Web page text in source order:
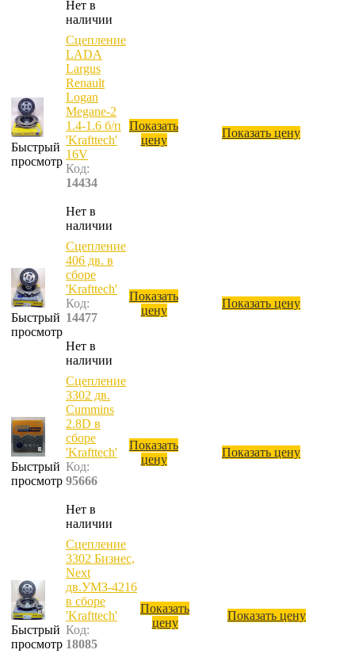
Нет в
наличии
Быстрый
просмотр
Сцепление
LADA
Largus
Renault
Logan
Megane-2
1.4-1.6 б/п
'Krafttech'
16V
Код:
14434
Нет в
наличии
Показать
цену
Показать цену
Быстрый
просмотр
Сцепление
406 дв. в
сборе
'Krafttech'
Код:
14477
Нет в
наличии
Показать
цену
Показать цену
Быстрый
просмотр
Сцепление
3302 дв.
Cummins
2.8D в
сборе
'Krafttech'
Код:
95666
Нет в
наличии
Показать
цену
Показать цену
Быстрый
просмотр
Сцепление
3302 Бизнес,
Next
дв.УМЗ-4216
в сборе
'Krafttech'
Код:
18085
Показать
цену
Показать цену